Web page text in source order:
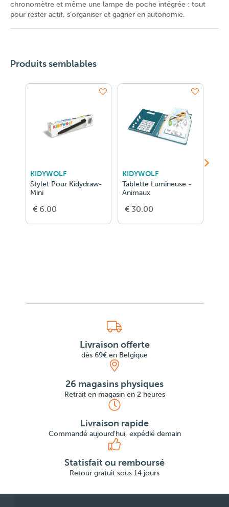
chronomètre et même une lampe de poche intégrée : tout
pour rester actif, s’organiser et gagner en autonomie.
Produits semblables
KIDYWOLF
Stylet Pour Kidydraw-
Mini
€ 6.00
KIDYWOLF
Tablette Lumineuse -
Animaux
€ 30.00
Livraison offerte
dès 69€ en Belgique
26 magasins physiques
Retrait en magasin en 2 heures
Livraison rapide
Commandé aujourd'hui, expédié demain
Statisfait ou remboursé
Retour gratuit sous 14 jours